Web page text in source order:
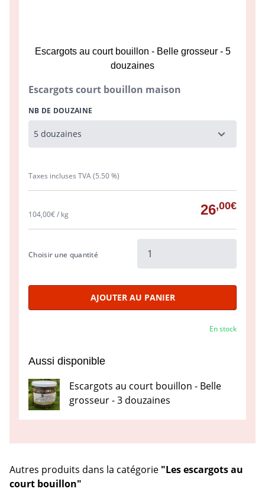
Escargots au court bouillon - Belle grosseur - 5
douzaines
Escargots court bouillon maison
NB DE DOUZAINE
Taxes incluses TVA (5.50 %)
104,00€ / kg 26,00€
Choisir une quantité
AJOUTER AU PANIER
En stock
Aussi disponible
Escargots au court bouillon - Belle
grosseur - 3 douzaines
Autres produits dans la catégorie "Les escargots au
court bouillon"